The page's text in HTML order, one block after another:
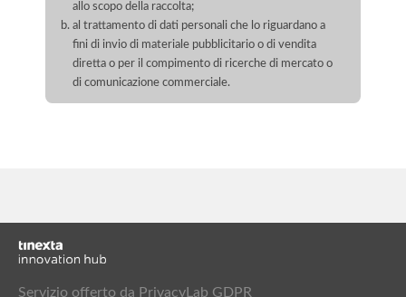
allo scopo della raccolta;
al trattamento di dati personali che lo riguardano a
fini di invio di materiale pubblicitario o di vendita
diretta o per il compimento di ricerche di mercato o
di comunicazione commerciale.
Servizio offerto da PrivacyLab GDPR